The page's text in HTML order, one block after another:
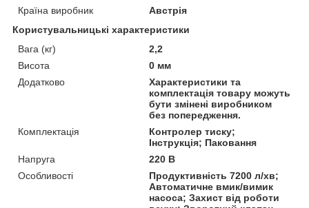
Країна виробник
Австрія
Користувальницькі характеристики
Вага (кг)
2,2
Висота
0 мм
Додатково
Характеристики та
комплектація товару можуть
бути змінені виробником
без попередження.
Комплектація
Контролер тиску;
Інструкція; Паковання
Напруга
220 В
Особливості
Продуктивність 7200 л/хв;
Автоматичне вмик/вимик
насоса; Захист від роботи